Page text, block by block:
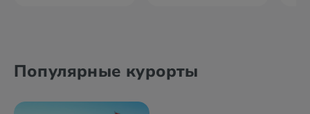
Популярные курорты